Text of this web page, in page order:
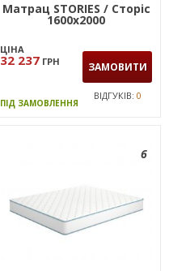
Матрац STORIES / Сторіс
1600х2000
ЦІНА
32 237 ГРН ЗАМОВИТИ
ПІД ЗАМОВЛЕННЯ
ВІДГУКІВ: 0
6